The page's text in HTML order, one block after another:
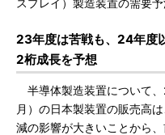
スプレイ）製造装置の需要予
23年度は苦戦も、24年度
2桁成長を予想
半導体製造装置について
月）の日本製装置の販売高
減の影響が大きいことから